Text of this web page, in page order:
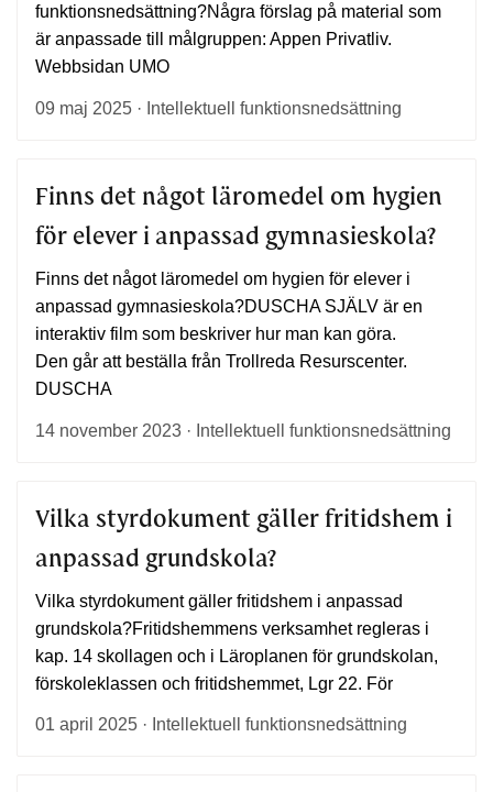
funktionsnedsättning?Några förslag på material som
är anpassade till målgruppen: Appen Privatliv.
Webbsidan UMO
09 maj 2025 · Intellektuell funktionsnedsättning
Finns det något läromedel om hygien
för elever i anpassad gymnasieskola?
Finns det något läromedel om hygien för elever i
anpassad gymnasieskola?DUSCHA SJÄLV är en
interaktiv film som beskriver hur man kan göra.
Den går att beställa från Trollreda Resurscenter.
DUSCHA
14 november 2023 · Intellektuell funktionsnedsättning
Vilka styrdokument gäller fritidshem i
anpassad grundskola?
Vilka styrdokument gäller fritidshem i anpassad
grundskola?Fritidshemmens verksamhet regleras i
kap. 14 skollagen och i Läroplanen för grundskolan,
förskoleklassen och fritidshemmet, Lgr 22. För
01 april 2025 · Intellektuell funktionsnedsättning